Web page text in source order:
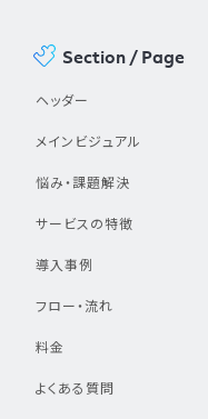
Section / Page
ヘッダー
メインビジュアル
悩み・課題解決
サービスの特徴
導入事例
フロー・流れ
料金
よくある質問